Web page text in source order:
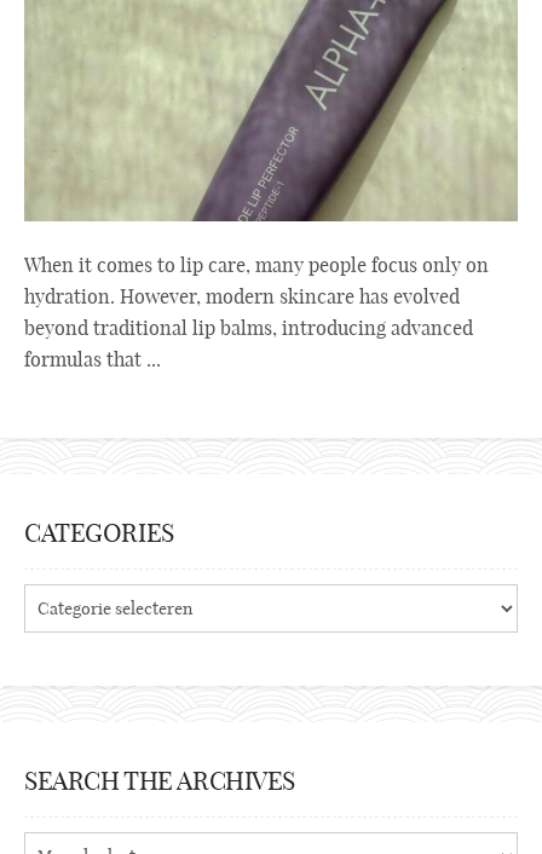
When it comes to lip care, many people focus only on
hydration. However, modern skincare has evolved
beyond traditional lip balms, introducing advanced
formulas that ...
CATEGORIES
SEARCH THE ARCHIVES